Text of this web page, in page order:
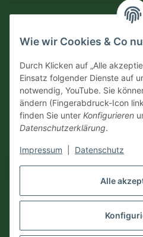
Alle
Wie wir Cookies & Co
Durch Klicken auf „Alle
Einsatz folgender Dienste auf
notwendig, YouTube. Sie
ändern (Fingerabdruck-Icon
finden Sie unter Konfigurieren
Datenschutzerklärung.
Impressum Datenschutz
Zahlungsarten
Vertrag